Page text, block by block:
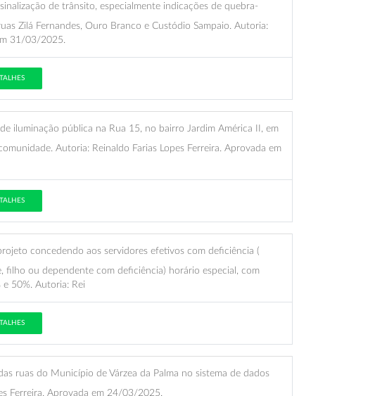
de trânsito, especialmente indicações de quebra-
Zilá Fernandes, Ouro Branco e Custódio Sampaio. Autoria:
31/03/2025.
iluminação pública na Rua 15, no bairro Jardim América II, em
Autoria: Reinaldo Farias Lopes Ferreira. Aprovada em
concedendo aos servidores efetivos com deficiência (
filho ou dependente com deficiência) horário especial, com
50%. Autoria: Rei
ruas do Município de Várzea da Palma no sistema de dados
Ferreira. Aprovada em 24/03/2025.